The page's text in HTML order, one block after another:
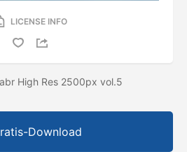
LICENSE INFO
High Res 2500px vol.5
Download